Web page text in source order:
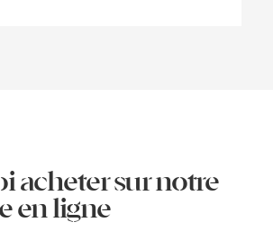
acheter sur notre
en ligne